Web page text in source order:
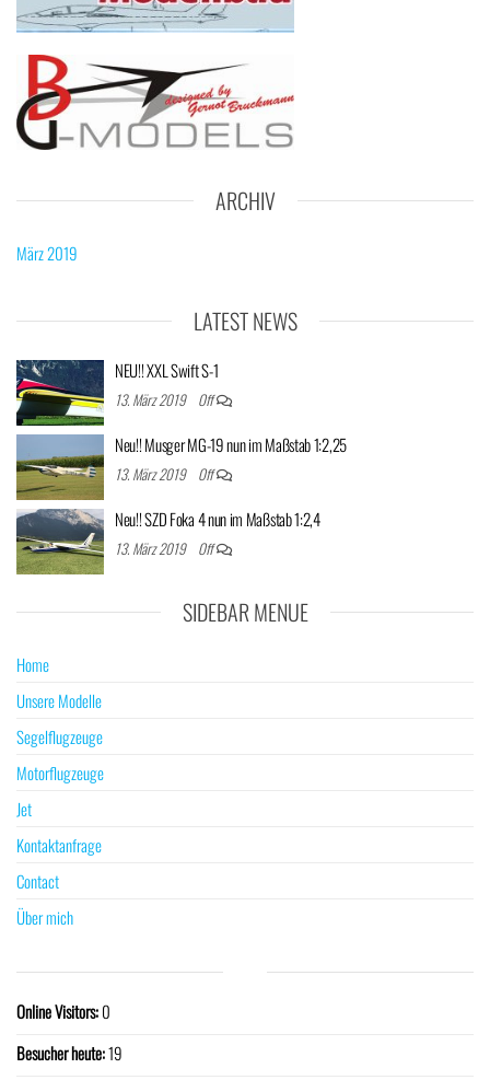
ARCHIV
März 2019
LATEST NEWS
NEU!! XXL Swift S-1
13. März 2019 Off
Neu!! Musger MG-19 nun im Maßstab 1:2,25
13. März 2019 Off
Neu!! SZD Foka 4 nun im Maßstab 1:2,4
13. März 2019 Off
SIDEBAR MENUE
Home
Unsere Modelle
Segelflugzeuge
Motorflugzeuge
Jet
Kontaktanfrage
Contact
Über mich
Online Visitors:0
Besucher heute:19